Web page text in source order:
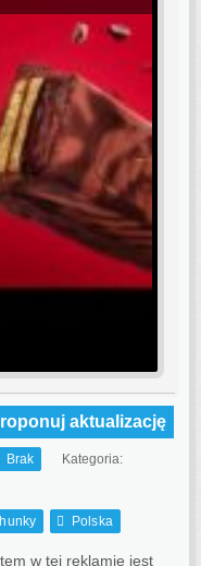
aktualizację
Brak
Kategoria:
Polska
w tej reklamie jest